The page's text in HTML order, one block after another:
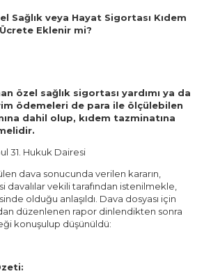
Sağlık veya Hayat Sigortası Kıdem
Eklenir mi?
özel sağlık sigortası yardımı ya da
ödemeleri de para ile ölçülebilen
dahil olup, kıdem tazminatına
31. Hukuk Dairesi
dava sonucunda verilen kararın,
vekili tarafından istenilmekle,
olduğu anlaşıldı. Dava dosyası için
düzenlenen rapor dinlendikten sonra
konuşulup düşünüldü: